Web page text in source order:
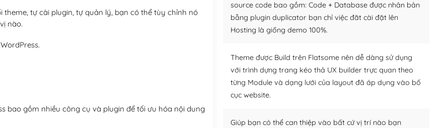
tự cài plugin, tự quản lý, bạn có thể tùy chỉnh nó
nào.
bao gồm nhiều công cụ và plugin để tối ưu hóa nội dung
source code bao gồm: Code + Database được nhân bản
bằng plugin duplicator bạn chỉ việc đăt cài đặt lên
Hosting là giống demo 100%.
Theme được Build trên Flatsome nên dễ dàng sử dụng
với trình dựng trang kéo thả UX builder trực quan theo
từng Module và dạng lưới của layout đã áp dụng vào bố
cục website.
Giúp bạn có thể can thiệp vào bất cứ vị trí nào bạn